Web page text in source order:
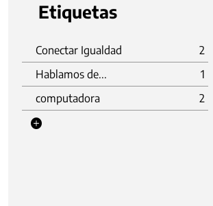
Etiquetas
Conectar Igualdad
2
Hablamos de...
1
computadora
2